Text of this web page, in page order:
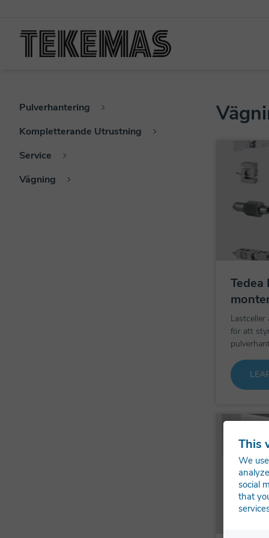
This
We
social
that
för att
Pulverhantering
Kompletterande Utrustning
Service
Vägning